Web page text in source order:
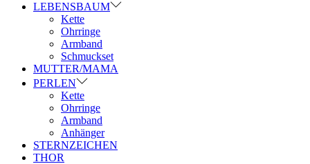
LEBENSBAUM
Kette
Ohrringe
Armband
Schmuckset
MUTTER/MAMA
PERLEN
Kette
Ohrringe
Armband
Anhänger
STERNZEICHEN
THOR